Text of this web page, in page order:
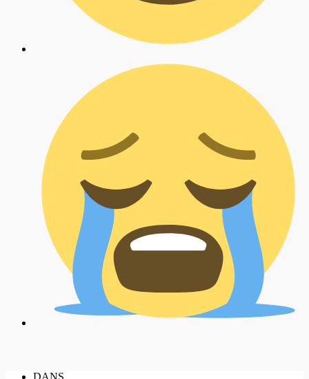
DANS